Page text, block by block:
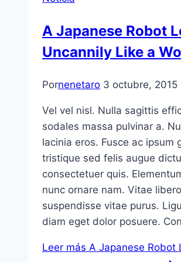
A Japanese Robot
Uncannily Like a
Pornenetaro 3 octubre, 2015
Vel vel nisl. Nulla sagittis
sodales massa pulvinar a.
lacinia eros. Fusce ac ipsum
tristique sed felis augue
consectetuer quis.
nunc ornare nam. Vitae
suspendisse vitae purus.
diam eget dolor posuere.
Leer más A Japanese Robot